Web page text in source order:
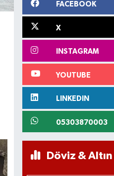
FACEBOOK
X
INSTAGRAM
YOUTUBE
LINKEDIN
05303870003
Döviz & Altın